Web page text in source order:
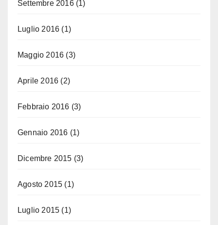
Settembre 2016(1)
Luglio 2016 (1)
Maggio 2016 (3)
Aprile 2016 (2)
Febbraio 2016 (3)
Gennaio 2016 (1)
Dicembre 2015 (3)
Agosto 2015 (1)
Luglio 2015 (1)